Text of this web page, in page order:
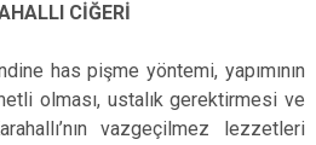
CİĞERİ
has pişme yöntemi, yapımının
olması, ustalık gerektirmesi ve
vazgeçilmez lezzetleri